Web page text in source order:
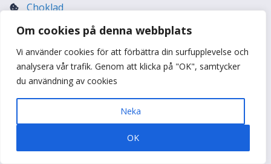
Om cookies på denna webbplats
Vi använder cookies för att förbättra din surfupplevelse och
analysera vår trafik. Genom att klicka på "OK", samtycker
du användning av cookies
Neka
OK
Choklad
Dryck
Erotik (18+)
Fiske
Godis